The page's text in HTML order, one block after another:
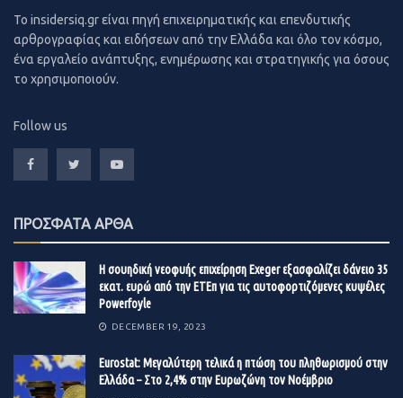
Ουγγαρίας, Νορβηγίας, Πορτογαλίας και Σλοβακίας – σε
σταθερές από αρνητικές.
«Αναμένουμε ότι η οποία επιδείνωση όσον αφορά τον
περιορισμένη και ότι τα κέρδη τους θα αυξάνονται
καθώς οι ευρωπαϊκές οικονομίες θα ανακάμπτουν μετά
τη μεγάλη πτώση του πραγματικού ΑΕΠ κατά τη διάρκεια
Moody’s, Louise Lundberg
κάποιες πιο θετικές ενδείξεις, οι επιχειρηματικές
συνθήκες θα παραμείνουν δύσκολες καθώς οι
κυβερνήσεις θα αποσύρουν σταδιακή τη στήριξη και οι
ευρωπαϊκές οικονομίες θα ανακάμπτουν με διαφορετικές
To insidersiq.gr είναι πηγή επιχειρηματικής και επενδυτικής
αρθρογραφίας και ειδήσεων από την Ελλάδα και όλο τον κόσμο,
ένα εργαλείο ανάπτυξης, ενημέρωσης και στρατηγικής για όσους
το χρησιμοποιούν.
Follow us
ΠΡΟΣΦΑΤΑ ΑΡΘΑ
Η σουηδική νεοφυής επιχείρηση Exeger εξασφαλίζει δάνειο 35
εκατ. ευρώ από την ΕΤΕπ για τις αυτοφορτιζόμενες κυψέλες
Powerfoyle
DECEMBER 19, 2023
Eurostat: Μεγαλύτερη τελικά η πτώση του πληθωρισμού στην
Ελλάδα – Στο 2,4% στην Ευρωζώνη τον Νοέμβριο